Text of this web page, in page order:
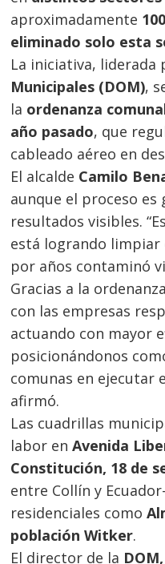
aproximadamente
eliminado solo esta
La iniciativa, liderada
Municipales (DOM),
la ordenanza
año pasado, que
cableado aéreo en
El alcalde Camilo
aunque el proceso es
resultados visibles.
está logrando limpiar
por años contaminó
Gracias a la
con las empresas
actuando con mayor
posicionándonos
comunas en ejecutar
afirmó.
Las cuadrillas
labor enAvenida
Constitución, 18 de
entre Collín y
residenciales como
población Witker.
El director de la